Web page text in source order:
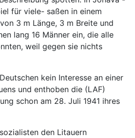
für viele- saßen in einem
3 m Länge, 3 m Breite und
lang 16 Männer ein, die alle
weil gegen sie nichts
kein Interesse an einer
und enthoben die (LAF)
schon am 28. Juli 1941 ihres
den Litauern